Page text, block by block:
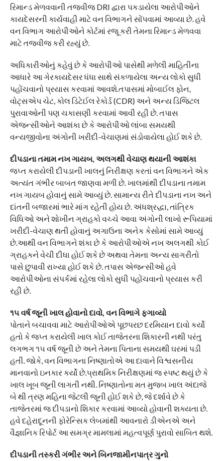
રિમાન્ડ મેળવવાની તજવીજ DRI દ્વારા પકડાયેલા આરોપીઓને
કાયદેસરની કાર્યવાહી માટે વન વિભાગને સોંપવામાં આવ્યા છે. હવે
વન વિભાગ આરોપીઓને કોર્ટમાં રજૂ કરી તેમના રિમાન્ડ મેળવવા
માટે તજવીજ કરી રહ્યું છે.
અધિકારીઓનું કહેવું છે કે આરોપીઓ પાસેથી મળેલી માહિતીના
આધારે આ ગેરકાયદેસર ધંધા સાથે સંકળાયેલા અન્ય લોકો સુધી
પહોંચવાનો પ્રયાસ કરવામાં આવશે.તપાસમાં મોબાઈલ ફોન,
વોટ્સએપ ચેટ, કોલ ડિટેઈલ રેકોર્ડ (CDR) અને અન્ય ડિજિટલ
પુરાવાઓની પણ ચકાસણી કરવામાં આવી રહી છે. તપાસ
એજન્સીઓને આશંકા છે કે આરોપીઓ લાંબા સમયથી
વન્યજીવોના અંગોની ખરીદી-વેચાણમાં સંડોવાયેલા હોઈ શકે છે.
દીપડાના તમામ નખ ગાયબ, અલગથી વેચાણ થયાની આશંકા
જપ્ત કરાયેલી દીપડાની ખાલનું નિરીક્ષણ કરતાં વન વિભાગને એક
અત્યંત ગંભીર બાબત જાણવા મળી છે. ખાલમાંથી દીપડાના તમામ
નખ ગાયબ હોવાનું સામે આવ્યું છે. સામાન્ય રીતે દીપડાના નખ અને
દાંતની બજારમાં ભારે માંગ રહેતી હોય છે. અંધશ્રદ્ધા, તાંત્રિક
વિધિઓ અને શોખીન ગ્રાહકો વચ્ચે આવા અંગોની લાખો રૂપિયામાં
ખરીદી-વેચાણ થતી હોવાનું અગાઉના અનેક કેસોમાં સામે આવ્યું
છે.આથી વન વિભાગને શંકા છે કે આરોપીઓએ નખ અલગથી કોઈ
ગ્રાહકને વેચી દીધા હોઈ શકે છે અથવા તેમના અન્ય સાગરીતો
પાસે છુપાવી રાખ્યા હોઈ શકે છે. તપાસ એજન્સીઓ હવે
આરોપીઓના સંપર્કમાં રહેલા લોકો સુધી પહોંચવાનો પ્રયાસ કરી
રહી છે.
૧૫ વર્ષ જૂની ખાલ હોવાનો દાવો, વન વિભાગે ફગાવ્યો
પોતાને બચાવવા માટે આરોપીઓએ પૂછપરછ દરમિયાન દાવો કર્યો
હતો કે જપ્ત કરાયેલી ખાલ કોઈ તાજેતરના શિકારની નથી પરંતુ
લગભગ ૧૫ વર્ષ જૂની છે અને તેમના પિતાના સમયથી ઘરમાં પડી
હતી. જોકે, વન વિભાગના નિષ્ણાતોએ આ દાવાને વિશ્વસનીય
માનવાનો ઇનકાર કર્યો છે.પ્રાથમિક નિરીક્ષણમાં જ સ્પષ્ટ થયું છે કે
ખાલ ખૂબ જૂની લાગતી નથી. નિષ્ણાતોના મત મુજબ ખાલ અંદાજે
બે થી ત્રણ મહિના જેટલી જૂની હોઈ શકે છે, જે દર્શાવે છે કે
તાજેતરમાં જ દીપડાનો શિકાર કરવામાં આવ્યો હોવાની શક્યતા છે.
હવે દહેરાદૂનની ફોરેન્સિક લેબમાંથી આવનારો ડીએનએ અને
વૈજ્ઞાનિક રિપોર્ટ આ સમગ્ર મામલામાં મહત્વપૂર્ણ પુરાવો સાબિત થશે.
દીપડાની તસ્કરી ગંભીર અને બિનજામીનપાત્ર ગુનો